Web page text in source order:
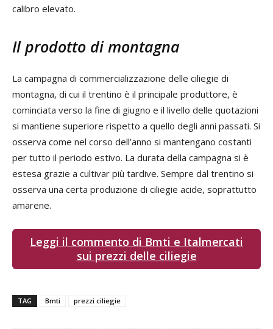
calibro elevato.
Il prodotto di montagna
La campagna di commercializzazione delle ciliegie di
montagna, di cui il trentino è il principale produttore, è
cominciata verso la fine di giugno e il livello delle quotazioni
si mantiene superiore rispetto a quello degli anni passati. Si
osserva come nel corso dell’anno si mantengano costanti
per tutto il periodo estivo. La durata della campagna si è
estesa grazie a cultivar più tardive. Sempre dal trentino si
osserva una certa produzione di ciliegie acide, soprattutto
amarene.
Leggi il commento di Bmti e Italmercati
sui prezzi delle ciliegie
TAG Bmti prezzi ciliegie